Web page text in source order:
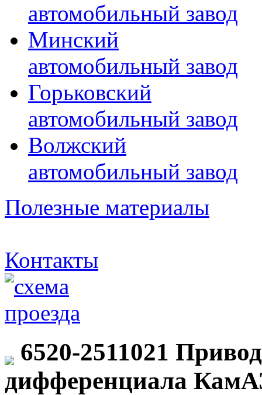
автомобильный завод
Минский
автомобильный завод
Горьковский
автомобильный завод
Волжский
автомобильный завод
Полезные материалы
Контакты
6520-2511021
дифференциала